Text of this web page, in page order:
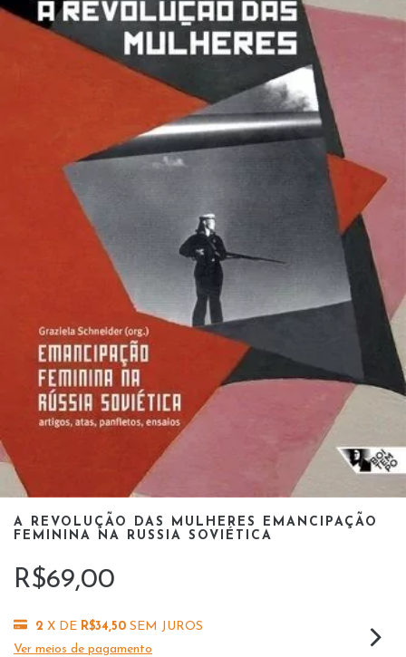
A REVOLUÇÃO DAS MULHERES EMANCIPAÇÃO
FEMININA NA RUSSIA SOVIÉTICA
R$69,00
2 X DE R$34,50 SEM JUROS
Ver meios de pagamento